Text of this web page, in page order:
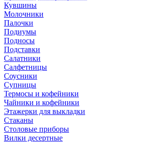
Кувшины
Молочники
Палочки
Подиумы
Подносы
Подставки
Салатники
Салфетницы
Соусники
Супницы
Термосы и кофейники
Чайники и кофейники
Этажерки для выкладки
Стаканы
Столовые приборы
Вилки десертные